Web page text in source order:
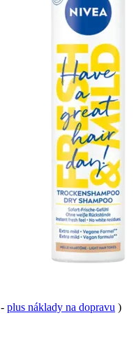
- plus náklady na dopravu )